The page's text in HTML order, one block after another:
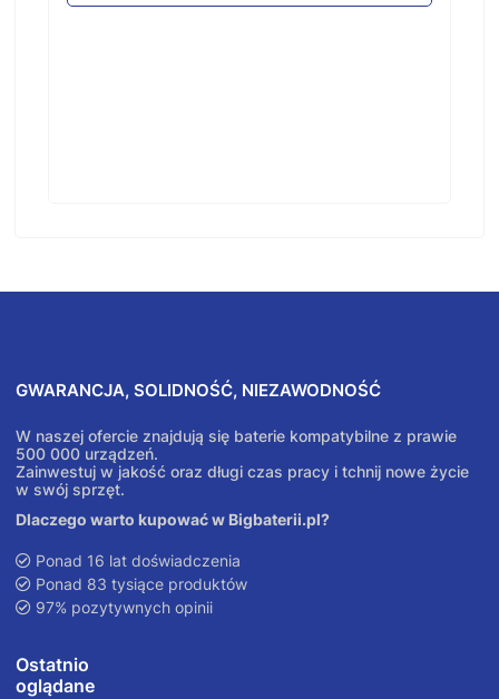
GWARANCJA, SOLIDNOŚĆ, NIEZAWODNOŚĆ
W naszej ofercie znajdują się baterie kompatybilne z prawie
500 000 urządzeń.
Zainwestuj w jakość oraz długi czas pracy i tchnij nowe życie
w swój sprzęt.
Dlaczego warto kupować w Bigbaterii.pl?
Ponad 16 lat doświadczenia
Ponad 83 tysiące produktów
97% pozytywnych opinii
Ostatnio
oglądane